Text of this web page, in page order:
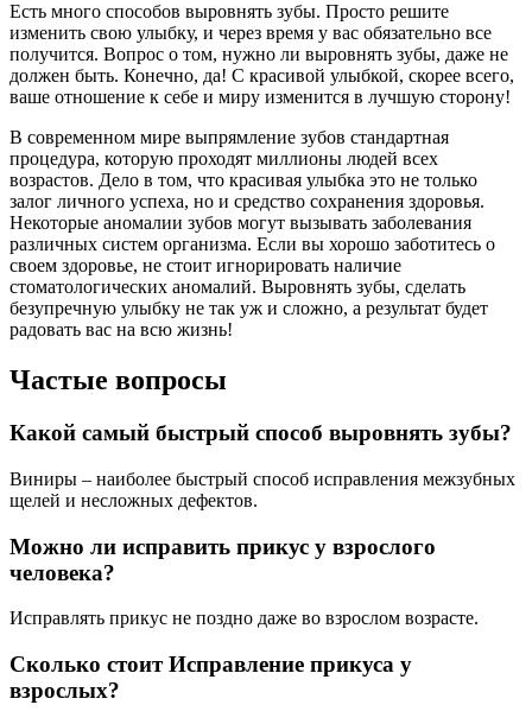
Есть много способов выровнять зубы. Просто решите
изменить свою улыбку, и через время у вас обязательно все
получится. Вопрос о том, нужно ли выровнять зубы, даже не
должен быть. Конечно, да! С красивой улыбкой, скорее всего,
ваше отношение к себе и миру изменится в лучшую сторону!
В современном мире выпрямление зубов стандартная
процедура, которую проходят миллионы людей всех
возрастов. Дело в том, что красивая улыбка это не только
залог личного успеха, но и средство сохранения здоровья.
Некоторые аномалии зубов могут вызывать заболевания
различных систем организма. Если вы хорошо заботитесь о
своем здоровье, не стоит игнорировать наличие
стоматологических аномалий. Выровнять зубы, сделать
безупречную улыбку не так уж и сложно, а результат будет
радовать вас на всю жизнь!
Частые вопросы
Какой самый быстрый способ выровнять зубы?
Виниры – наиболее быстрый способ исправления межзубных
щелей и несложных дефектов.
Можно ли исправить прикус у взрослого
человека?
Исправлять прикус не поздно даже во взрослом возрасте.
Сколько стоит Исправление прикуса у
взрослых?